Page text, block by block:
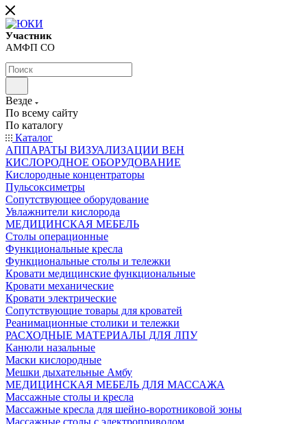
Участник
АМФП СО
Везде
По всему сайту
По каталогу
Каталог
АППАРАТЫ ВИЗУАЛИЗАЦИИ ВЕН
КИСЛОРОДНОЕ ОБОРУДОВАНИЕ
Кислородные концентраторы
Пульсоксиметры
Сопутствующее оборудование
Увлажнители кислорода
МЕДИЦИНСКАЯ МЕБЕЛЬ
Столы операционные
Функциональные кресла
Функциональные столы и тележки
Кровати медицинские функциональные
Кровати механические
Кровати электрические
Сопутствующие товары для кроватей
Реанимационные столики и тележки
РАСХОДНЫЕ МАТЕРИАЛЫ ДЛЯ ЛПУ
Канюли назальные
Маски кислородные
Мешки дыхательные Амбу
МЕДИЦИНСКАЯ МЕБЕЛЬ ДЛЯ МАССАЖА
Массажные столы и кресла
Массажные кресла для шейно-воротниковой зоны